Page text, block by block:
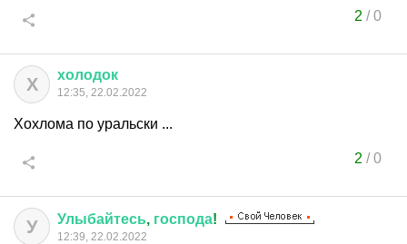
2 /0
Х холодок
12:35, 22.02.2022
Хохлома по уральски ...
2 /0
У Улыбайтесь, господа!
12:39, 22.02.2022